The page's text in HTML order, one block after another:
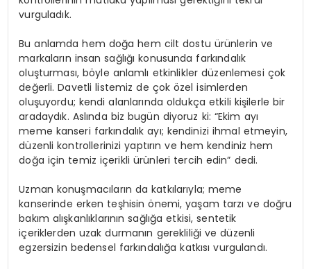
vurguladık.
Bu anlamda hem doğa hem cilt dostu ürünlerin ve
markaların insan sağlığı konusunda farkındalık
oluşturması, böyle anlamlı etkinlikler düzenlemesi çok
değerli. Davetli listemiz de çok özel isimlerden
oluşuyordu; kendi alanlarında oldukça etkili kişilerle bir
aradaydık. Aslında biz bugün diyoruz ki: “Ekim ayı
meme kanseri farkındalık ayı; kendinizi ihmal etmeyin,
düzenli kontrollerinizi yaptırın ve hem kendiniz hem
doğa için temiz içerikli ürünleri tercih edin” dedi.
Uzman konuşmacıların da katkılarıyla; meme
kanserinde erken teşhisin önemi, yaşam tarzı ve doğru
bakım alışkanlıklarının sağlığa etkisi, sentetik
içeriklerden uzak durmanın gerekliliği ve düzenli
egzersizin bedensel farkındalığa katkısı vurgulandı.